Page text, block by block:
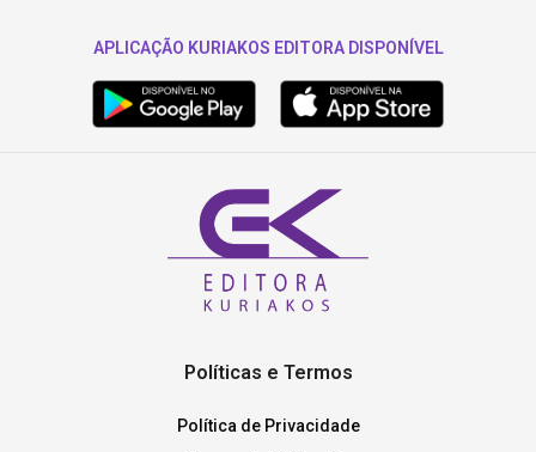
APLICAÇÃO KURIAKOS EDITORA DISPONÍVEL
Políticas e Termos
Política de Privacidade